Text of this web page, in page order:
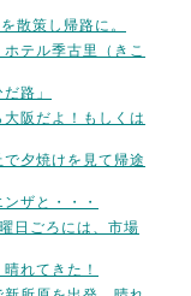
散策し帰路に。
テル季古里（きこ
路」
阪だよ！もしくは
夕焼けを見て帰途
ザと・・・
日ごろには、市場
れてきた！